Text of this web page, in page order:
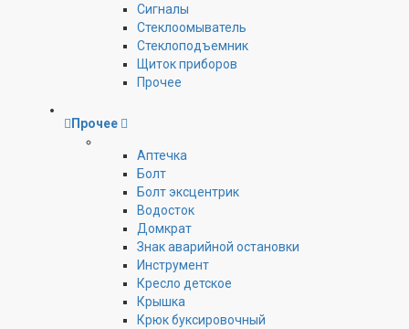
Сигналы
Стеклоомыватель
Стеклоподъемник
Щиток приборов
Прочее
Прочее
Аптечка
Болт
Болт эксцентрик
Водосток
Домкрат
Знак аварийной остановки
Инструмент
Кресло детское
Крышка
Крюк буксировочный